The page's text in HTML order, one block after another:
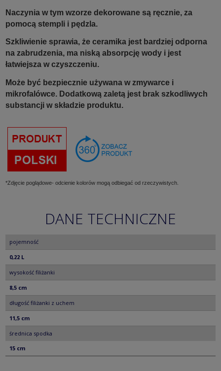
Naczynia w tym wzorze dekorowane są ręcznie, za
pomocą stempli i pędzla.
Szkliwienie sprawia, że ceramika jest bardziej odporna
na zabrudzenia, ma niską absorpcję wody i jest
łatwiejsza w czyszczeniu.
Może być bezpiecznie używana w zmywarce i
mikrofalówce. Dodatkową zaletą jest brak szkodliwych
substancji w składzie produktu.
*Zdjęcie poglądowe- odcienie kolorów mogą odbiegać od rzeczywistych.
DANE TECHNICZNE
pojemność
0,22 L
wysokość filiżanki
8,5 cm
długość filiżanki z uchem
11,5 cm
średnica spodka
15 cm